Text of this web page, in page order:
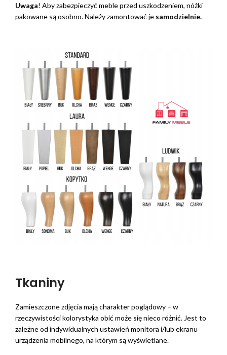
Uwaga! Aby zabezpieczyć meble przed uszkodzeniem, nóżki
pakowane są osobno. Należy zamontować je samodzielnie.
Tkaniny
Zamieszczone zdjęcia mają charakter poglądowy – w
rzeczywistości kolorystyka obić może się nieco różnić. Jest to
zależne od indywidualnych ustawień monitora i/lub ekranu
urządzenia mobilnego, na którym są wyświetlane.